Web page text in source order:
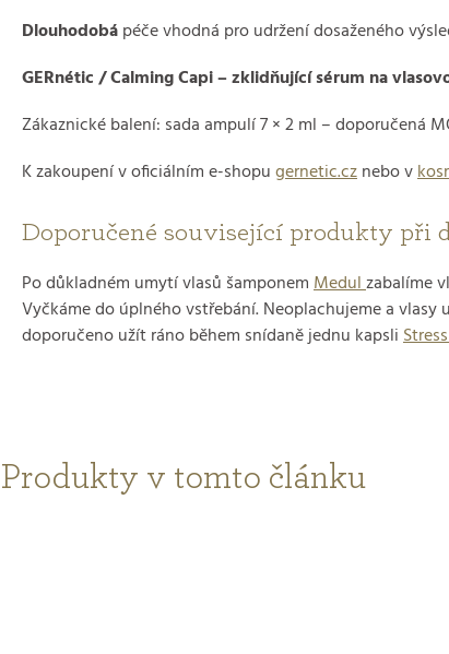
Dlouhodobápéče vhodná pro udržení dosaženého
GERnétic / Calming Capi – zklidňující sérum na
Zákaznické balení: sada ampulí 7 × 2 ml – doporučená
K zakoupení v oficiálním e-shopugernetic.cznebo v
Doporučené související produkty při
Po důkladném umytí vlasů šamponemMedulzabalíme
Vyčkáme do úplného vstřebání. Neoplachujeme a
doporučeno užít ráno během snídaně jednu kapsli
Produkty v tomto článku